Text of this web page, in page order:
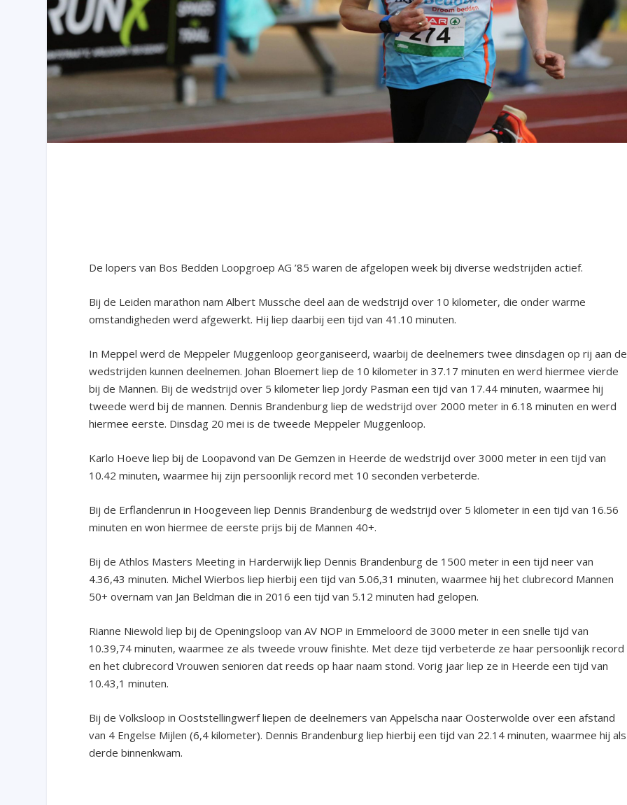
De lopers van Bos Bedden Loopgroep AG ’85 waren de afgelopen week bij diverse wedstrijden actief.
Bij de Leiden marathon nam Albert Mussche deel aan de wedstrijd over 10 kilometer, die onder warme
omstandigheden werd afgewerkt. Hij liep daarbij een tijd van 41.10 minuten.
In Meppel werd de Meppeler Muggenloop georganiseerd, waarbij de deelnemers twee dinsdagen op rij aan de
wedstrijden kunnen deelnemen. Johan Bloemert liep de 10 kilometer in 37.17 minuten en werd hiermee vierde
bij de Mannen. Bij de wedstrijd over 5 kilometer liep Jordy Pasman een tijd van 17.44 minuten, waarmee hij
tweede werd bij de mannen. Dennis Brandenburg liep de wedstrijd over 2000 meter in 6.18 minuten en werd
hiermee eerste. Dinsdag 20 mei is de tweede Meppeler Muggenloop.
Karlo Hoeve liep bij de Loopavond van De Gemzen in Heerde de wedstrijd over 3000 meter in een tijd van
10.42 minuten, waarmee hij zijn persoonlijk record met 10 seconden verbeterde.
Bij de Erflandenrun in Hoogeveen liep Dennis Brandenburg de wedstrijd over 5 kilometer in een tijd van 16.56
minuten en won hiermee de eerste prijs bij de Mannen 40+.
Bij de Athlos Masters Meeting in Harderwijk liep Dennis Brandenburg de 1500 meter in een tijd neer van
4.36,43 minuten. Michel Wierbos liep hierbij een tijd van 5.06,31 minuten, waarmee hij het clubrecord Mannen
50+ overnam van Jan Beldman die in 2016 een tijd van 5.12 minuten had gelopen.
Rianne Niewold liep bij de Openingsloop van AV NOP in Emmeloord de 3000 meter in een snelle tijd van
10.39,74 minuten, waarmee ze als tweede vrouw finishte. Met deze tijd verbeterde ze haar persoonlijk record
en het clubrecord Vrouwen senioren dat reeds op haar naam stond. Vorig jaar liep ze in Heerde een tijd van
10.43,1 minuten.
Bij de Volksloop in Ooststellingwerf liepen de deelnemers van Appelscha naar Oosterwolde over een afstand
van 4 Engelse Mijlen (6,4 kilometer). Dennis Brandenburg liep hierbij een tijd van 22.14 minuten, waarmee hij als
derde binnenkwam.